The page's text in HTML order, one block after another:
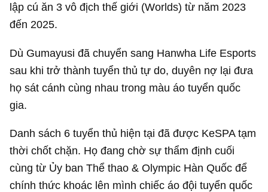
lập cú ăn 3 vô địch thế giới (Worlds) từ năm 2023
đến 2025.
Dù Gumayusi đã chuyển sang Hanwha Life Esports
sau khi trở thành tuyển thủ tự do, duyên nợ lại đưa
họ sát cánh cùng nhau trong màu áo tuyển quốc
gia.
Danh sách 6 tuyển thủ hiện tại đã được KeSPA tạm
thời chốt chặn. Họ đang chờ sự thẩm định cuối
cùng từ Ủy ban Thể thao & Olympic Hàn Quốc để
chính thức khoác lên mình chiếc áo đội tuyển quốc